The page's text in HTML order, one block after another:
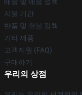
지불 기간
반품 및 환불 정책
기타 제품
고객지원 (FAQ)
구매하기
우리의 상점